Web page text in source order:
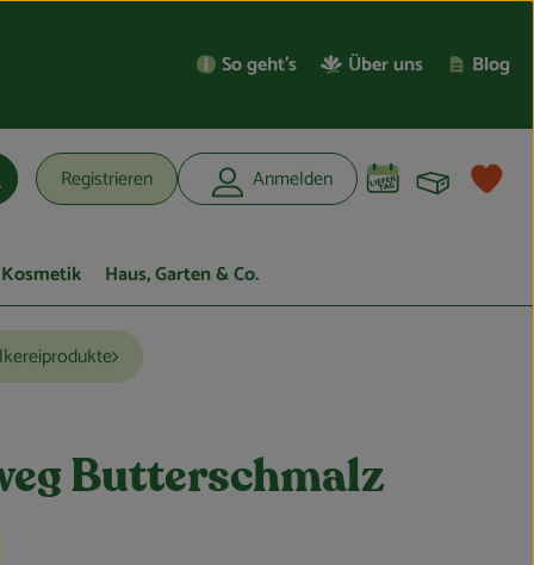
So geht’s Über uns Blog
Registrieren Anmelden
Kosmetik Haus, Garten & Co.
Butterschmalz